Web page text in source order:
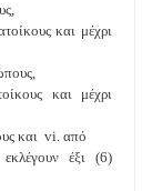
και μέχρι
και μέχρι
και vi. από
έξι (6)